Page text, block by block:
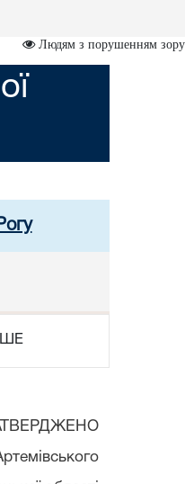
Людям з порушенням зору